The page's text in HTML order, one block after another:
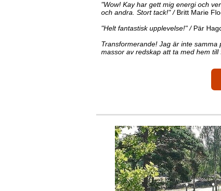
"Wow! Kay har gett mig energi och
och andra. Stort tack!" / Britt Marie
"Helt fantastisk upplevelse!" /Pär
Transformerande! Jag är inte
massor av redskap att ta med hem